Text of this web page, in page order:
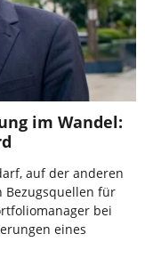
im Wandel:
auf der anderen
Bezugsquellen für
bei
eines